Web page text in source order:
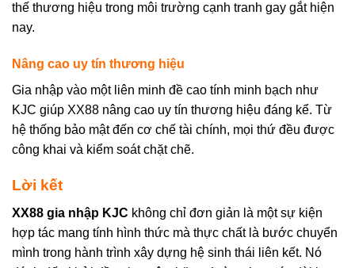
thế thương hiệu trong môi trường cạnh tranh gay gắt hiện
nay.
Nâng cao uy tín thương hiệu
Gia nhập vào một liên minh đề cao tính minh bạch như
KJC giúp XX88 nâng cao uy tín thương hiệu đáng kể. Từ
hệ thống bảo mật đến cơ chế tài chính, mọi thứ đều được
công khai và kiểm soát chặt chẽ.
Lời kết
XX88 gia nhập KJC không chỉ đơn giản là một sự kiện
hợp tác mang tính hình thức mà thực chất là bước chuyển
mình trong hành trình xây dựng hệ sinh thái liên kết. Nó